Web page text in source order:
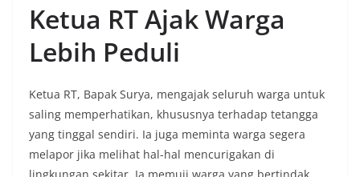
Ketua RT Ajak Warga
Lebih Peduli
Ketua RT, Bapak Surya, mengajak seluruh warga untuk
saling memperhatikan, khususnya terhadap tetangga
yang tinggal sendiri. Ia juga meminta warga segera
melapor jika melihat hal-hal mencurigakan di
lingkungan sekitar. Ia memuji warga yang bertindak